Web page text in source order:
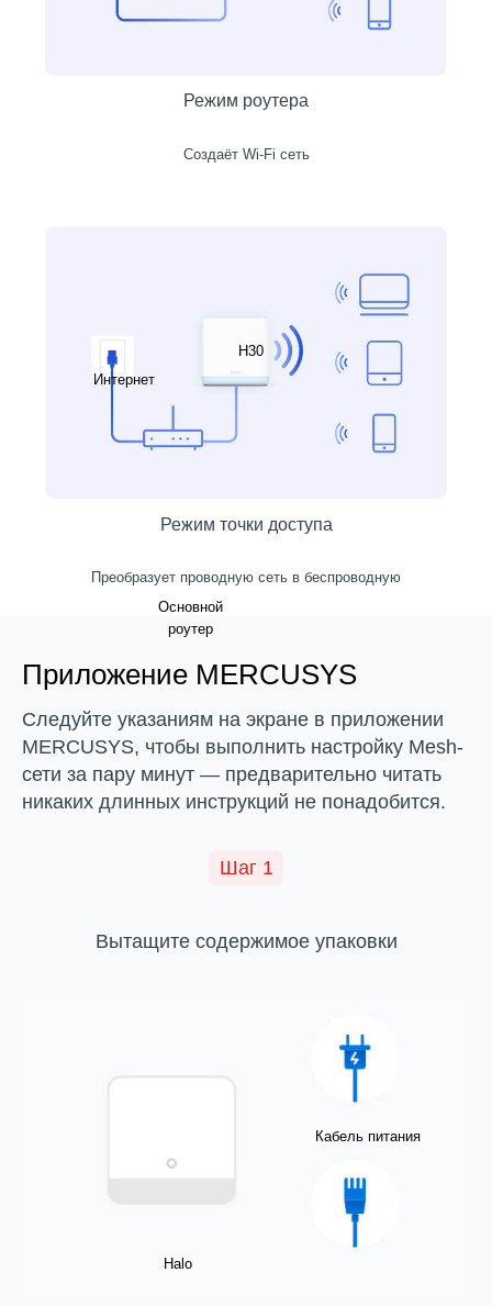
Режим роутера
Создаёт Wi-Fi сеть
Интернет
Основной
роутер
H30
Режим точки доступа
Преобразует проводную сеть в беспроводную
Приложение MERCUSYS
Следуйте указаниям на экране в приложении
MERCUSYS, чтобы выполнить настройку Mesh-
сети за пару минут — предварительно читать
никаких длинных инструкций не понадобится.
Шаг 1
Вытащите содержимое упаковки
Halo
Кабель питания